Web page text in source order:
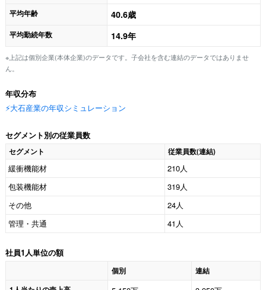
平均年齢 40.6歳
平均勤続年数 14.9年
※上記は個別企業(本体企業)のデータです。子会社を含む連結のデータではありませ
ん。
年収分布
⚡️大石産業の年収シミュレーション
セグメント別の従業員数
セグメント 従業員数(連結)
緩衝機能材
210人
包装機能材
319人
その他
24人
管理・共通
41人
社員1人単位の額
個別
連結